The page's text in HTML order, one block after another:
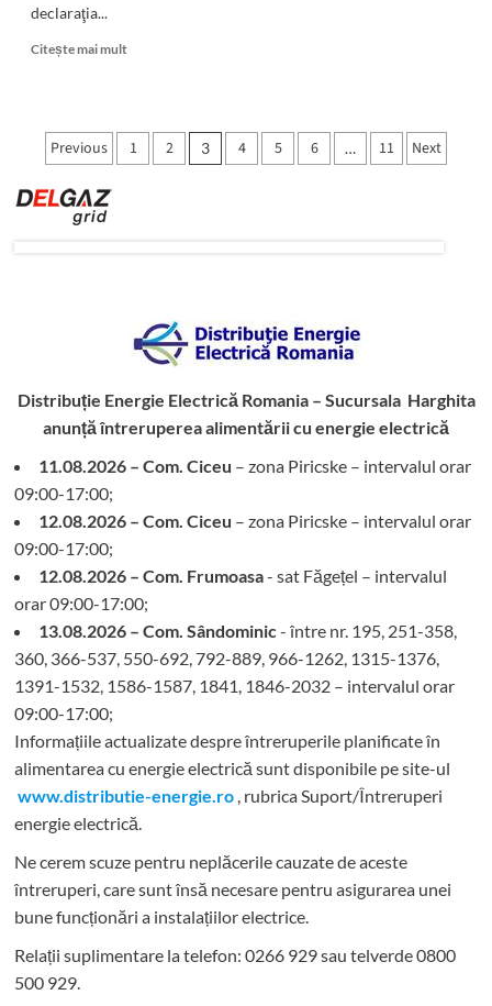
declaraţia...
Citește mai multRead
parlamentarilor
harghiteni
Paginație
articole
Previous 1 2 3 4 5 6 … 11 Next
Distribuție Energie Electrică Romania – Sucursala Harghita
anunță întreruperea alimentării cu energie electrică
11.08.2026 – Com. Ciceu – zona Piricske – intervalul orar
09:00-17:00;
12.08.2026 – Com. Ciceu – zona Piricske – intervalul orar
09:00-17:00;
12.08.2026 – Com. Frumoasa- sat Făgețel – intervalul
orar 09:00-17:00;
13.08.2026 – Com. Sândominic- între nr. 195, 251-358,
360, 366-537, 550-692, 792-889, 966-1262, 1315-1376,
1391-1532, 1586-1587, 1841, 1846-2032 – intervalul orar
09:00-17:00;
Informațiile actualizate despre întreruperile planificate în
alimentarea cu energie electrică sunt disponibile pe site-ul
www.distributie-energie.ro , rubrica Suport/Întreruperi
energie electrică.
Ne cerem scuze pentru neplăcerile cauzate de aceste
întreruperi, care sunt însă necesare pentru asigurarea unei
bune funcționări a instalațiilor electrice.
Relații suplimentare la telefon: 0266 929 sau telverde 0800
500 929.